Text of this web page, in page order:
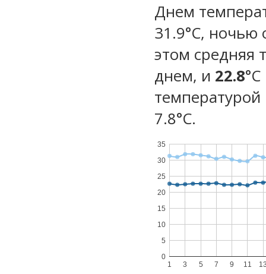
Днем
31.9°C, ночью
этом средняя
днем, и 22.8
температурой
7.8°С.
1 3 5 7 9 11
0
5
10
15
20
25
30
35